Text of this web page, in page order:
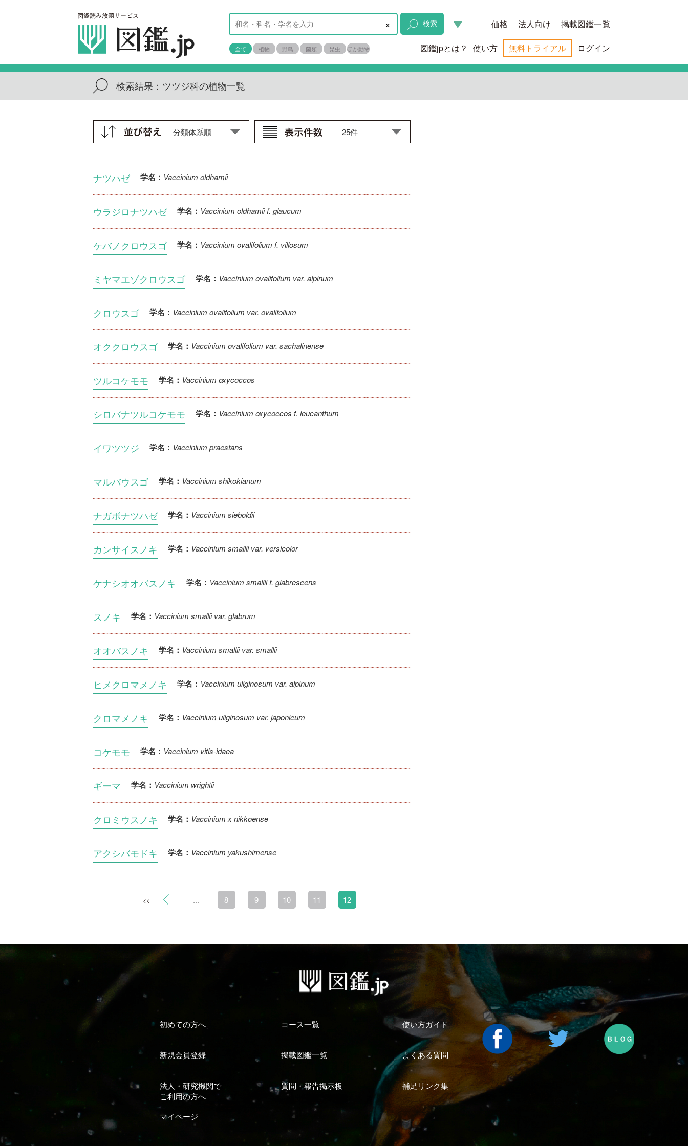
× 検索
全て 植物 野鳥 菌類 昆虫 ほか動物
価格 法人向け 掲載図鑑一覧
図鑑jpとは？ 使い方 無料トライアル ログイン
検索結果： ツツジ科の植物一覧
ナツハゼ 学名： Vaccinium oldhamii
ウラジロナツハゼ 学名： Vaccinium oldhamii f. glaucum
ケバノクロウスゴ 学名： Vaccinium ovalifolium f. villosum
ミヤマエゾクロウスゴ 学名： Vaccinium ovalifolium var. alpinum
クロウスゴ 学名： Vaccinium ovalifolium var. ovalifolium
オククロウスゴ 学名： Vaccinium ovalifolium var. sachalinense
ツルコケモモ 学名： Vaccinium oxycoccos
シロバナツルコケモモ 学名： Vaccinium oxycoccos f. leucanthum
イワツツジ 学名： Vaccinium praestans
マルバウスゴ 学名： Vaccinium shikokianum
ナガボナツハゼ 学名： Vaccinium sieboldii
カンサイスノキ 学名： Vaccinium smallii var. versicolor
ケナシオオバスノキ 学名： Vaccinium smallii f. glabrescens
スノキ 学名： Vaccinium smallii var. glabrum
オオバスノキ 学名： Vaccinium smallii var. smallii
ヒメクロマメノキ 学名： Vaccinium uliginosum var. alpinum
クロマメノキ 学名： Vaccinium uliginosum var. japonicum
コケモモ 学名： Vaccinium vitis-idaea
ギーマ 学名： Vaccinium wrightii
クロミウスノキ 学名： Vaccinium x nikkoense
アクシバモドキ 学名： Vaccinium yakushimense
<< ... 8 9 10 11 12
初めての方へ コース一覧 使い方ガイド
新規会員登録 掲載図鑑一覧 よくある質問
法人・研究機関で
ご利用の方へ
質問・報告掲示板 補足リンク集
マイページ